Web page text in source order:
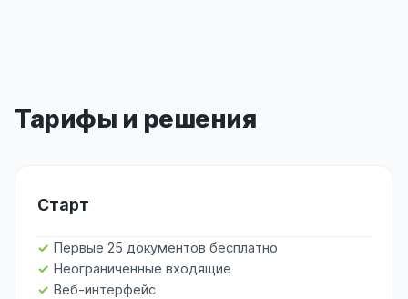
Тарифы и решения
Старт
Первые 25 документов бесплатно
Неограниченные входящие
Веб-интерфейс